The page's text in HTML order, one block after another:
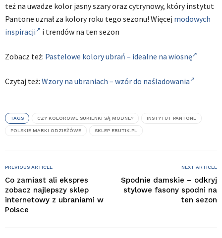
też na uwadze kolor jasny szary oraz cytrynowy, który instytut
Pantone uznał za kolory roku tego sezonu! Więcej modowych
inspiracji
i trendów na ten sezon
Zobacz też: Pastelowe kolory ubrań – idealne na wiosnę
Czytaj też: Wzory na ubraniach – wzór do naśladowania
TAGS CZY KOLOROWE SUKIENKI SĄ MODNE? INSTYTUT PANTONE
POLSKIE MARKI ODZIEŻÓWE SKLEP EBUTIK.PL
PREVIOUS ARTICLE
Co zamiast ali ekspres
zobacz najlepszy sklep
internetowy z ubraniami w
Polsce
NEXT ARTICLE
Spodnie damskie – odkryj
stylowe fasony spodni na
ten sezon